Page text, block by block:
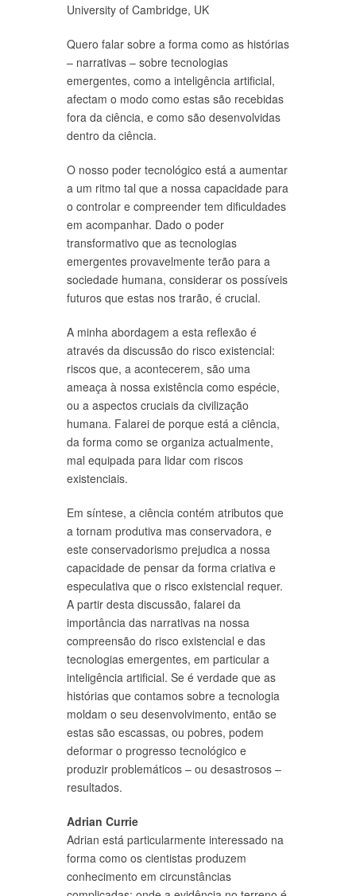
University of Cambridge, UK
Quero falar sobre a forma como as histórias
– narrativas – sobre tecnologias
emergentes, como a inteligência artificial,
afectam o modo como estas são recebidas
fora da ciência, e como são desenvolvidas
dentro da ciência.
O nosso poder tecnológico está a aumentar
a um ritmo tal que a nossa capacidade para
o controlar e compreender tem dificuldades
em acompanhar. Dado o poder
transformativo que as tecnologias
emergentes provavelmente terão para a
sociedade humana, considerar os possíveis
futuros que estas nos trarão, é crucial.
A minha abordagem a esta reflexão é
através da discussão do risco existencial:
riscos que, a acontecerem, são uma
ameaça à nossa existência como espécie,
ou a aspectos cruciais da civilização
humana. Falarei de porque está a ciência,
da forma como se organiza actualmente,
mal equipada para lidar com riscos
existenciais.
Em síntese, a ciência contém atributos que
a tornam produtiva mas conservadora, e
este conservadorismo prejudica a nossa
capacidade de pensar da forma criativa e
especulativa que o risco existencial requer.
A partir desta discussão, falarei da
importância das narrativas na nossa
compreensão do risco existencial e das
tecnologias emergentes, em particular a
inteligência artificial. Se é verdade que as
histórias que contamos sobre a tecnologia
moldam o seu desenvolvimento, então se
estas são escassas, ou pobres, podem
deformar o progresso tecnológico e
produzir problemáticos – ou desastrosos –
resultados.
Adrian Currie
Adrian está particularmente interessado na
forma como os cientistas produzem
conhecimento em circunstâncias